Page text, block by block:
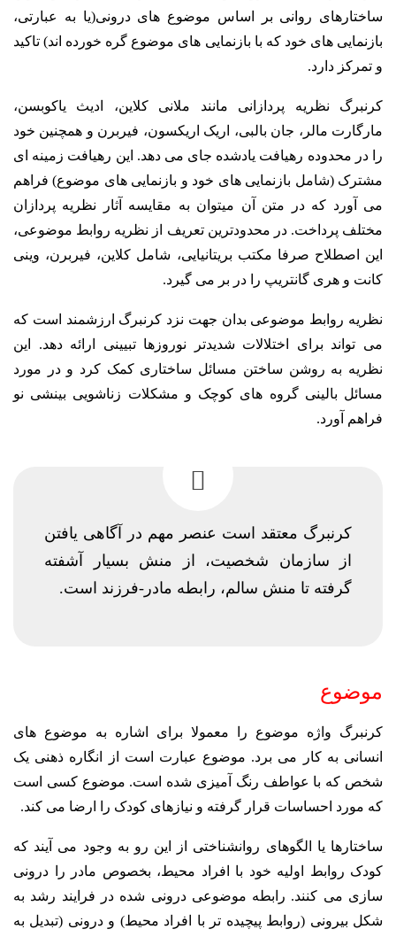
ساختارهای روانی بر اساس موضوع های درونی(یا به عبارتی،
بازنمایی های خود که با بازنمایی های موضوع گره خورده اند) تاکید
و تمرکز دارد.
کرنبرگ نظریه پردازانی مانند ملانی کلاین، ادیث یاکوبسن،
مارگارت مالر، جان بالبی، اریک اریکسون، فیربرن و همچنین خود
را در محدوده رهیافت یادشده جای می دهد. این رهیافت زمینه ای
مشترک (شامل بازنمایی های خود و بازنمایی های موضوع) فراهم
می آورد که در متن آن میتوان به مقایسه آثار نظریه پردازان
مختلف پرداخت. در محدودترین تعریف از نظریه روابط موضوعی،
این اصطلاح صرفا مکتب بریتانیایی، شامل کلاین، فیربرن، وینی
کانت و هری گانتریپ را در بر می گیرد.
نظریه روابط موضوعی بدان جهت نزد کرنبرگ ارزشمند است که
می تواند برای اختلالات شدیدتر نوروزها تبیینی ارائه دهد. این
نظریه به روشن ساختن مسائل ساختاری کمک کرد و در مورد
مسائل بالینی گروه های کوچک و مشکلات زناشویی بینشی نو
فراهم آورد.
کرنبرگ معتقد است عنصر مهم در آگاهی یافتن
از سازمان شخصیت، از منش بسیار آشفته
گرفته تا منش سالم، رابطه مادر-فرزند است.
موضوع
کرنبرگ واژه موضوع را معمولا برای اشاره به موضوع های
انسانی به کار می برد. موضوع عبارت است از انگاره ذهنی یک
شخص که با عواطف رنگ آمیزی شده است. موضوع کسی است
که مورد احساسات قرار گرفته و نیازهای کودک را ارضا می کند.
ساختارها یا الگوهای روانشناختی از این رو به وجود می آیند که
کودک روابط اولیه خود با افراد محیط، بخصوص مادر را درونی
سازی می کنند. رابطه موضوعی درونی شده در فرایند رشد به
شکل بیرونی (روابط پیچیده تر با افراد محیط) و درونی (تبدیل به